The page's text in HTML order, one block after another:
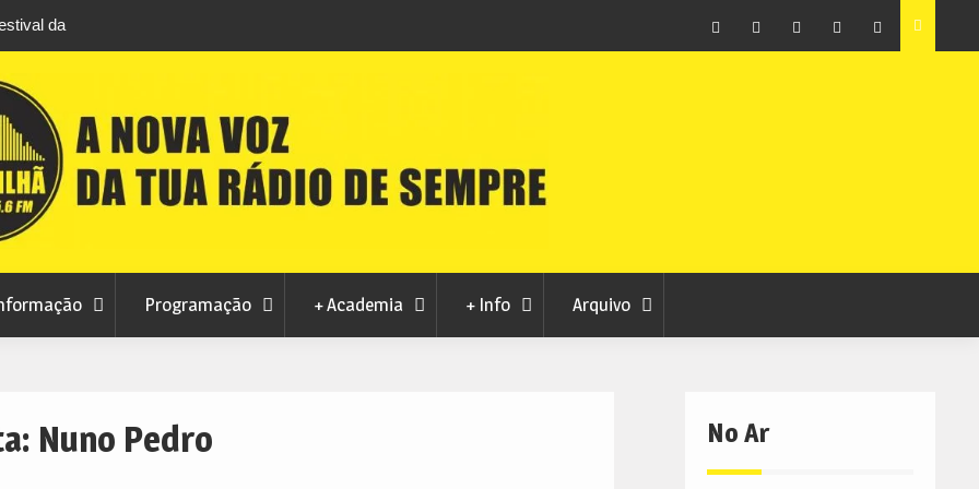
da
levou milhares de visitantes a Penamacor
Covilhã avança com a desmaterialização do Arquivo
Municipal
Programação + Academia + Info Arquivo
Nuno Pedro No Ar